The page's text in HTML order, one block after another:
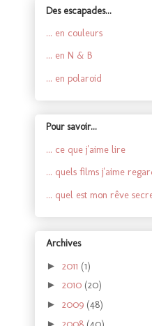
Des escapades...
... en couleurs
... en N & B
... en polaroid
Pour savoir...
... ce que j'aime lire
... quels films j'aime
... quel est mon rêve
Archives
► 2011 (1)
► 2010 (20)
► 2009 (48)